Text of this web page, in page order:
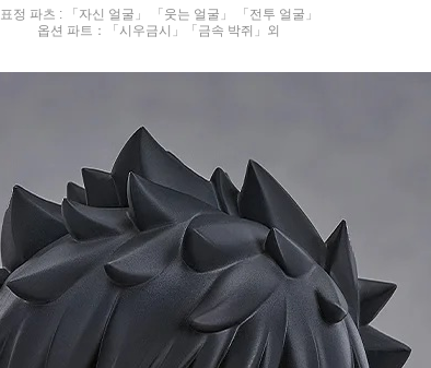
표정 파츠 : 「자신 얼굴」 「웃는 얼굴」 「전투 얼굴」
옵션 파트：「시우금시」「금속 박쥐」외